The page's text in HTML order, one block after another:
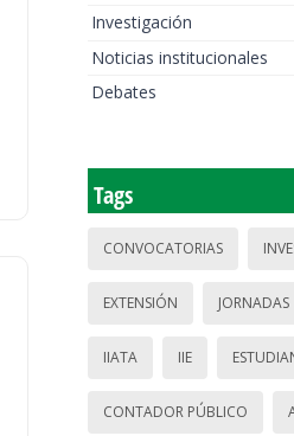
Investigación
Noticias institucionales
Debates
Tags
CONVOCATORIAS
EXTENSIÓN JORNADAS
IIATA IIE
CONTADOR PÚBLICO